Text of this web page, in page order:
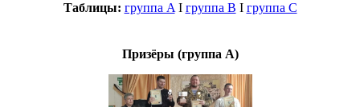
Таблицы: группа A I группа B I группа C
Призёры (группа А)